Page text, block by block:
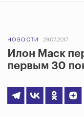
НОВОСТИ 29.07.2017
Илон Маск
первым 30